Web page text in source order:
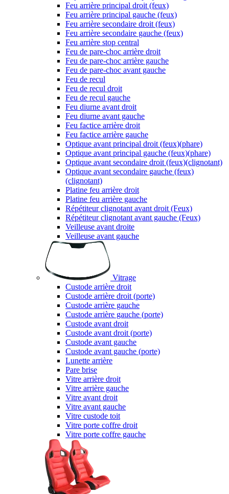
Feu arrière principal droit (feux)
Feu arrière principal gauche (feux)
Feu arrière secondaire droit (feux)
Feu arrière secondaire gauche (feux)
Feu arrière stop central
Feu de pare-choc arrière droit
Feu de pare-choc arrière gauche
Feu de pare-choc avant gauche
Feu de recul
Feu de recul droit
Feu de recul gauche
Feu diurne avant droit
Feu diurne avant gauche
Feu factice arrière droit
Feu factice arrière gauche
Optique avant principal droit (feux)(phare)
Optique avant principal gauche (feux)(phare)
Optique avant secondaire droit (feux)(clignotant)
Optique avant secondaire gauche (feux)
(clignotant)
Platine feu arrière droit
Platine feu arrière gauche
Répétiteur clignotant avant droit (Feux)
Répétiteur clignotant avant gauche (Feux)
Veilleuse avant droite
Veilleuse avant gauche
Vitrage
Custode arrière droit
Custode arrière droit (porte)
Custode arrière gauche
Custode arrière gauche (porte)
Custode avant droit
Custode avant droit (porte)
Custode avant gauche
Custode avant gauche (porte)
Lunette arrière
Pare brise
Vitre arrière droit
Vitre arrière gauche
Vitre avant droit
Vitre avant gauche
Vitre custode toit
Vitre porte coffre droit
Vitre porte coffre gauche